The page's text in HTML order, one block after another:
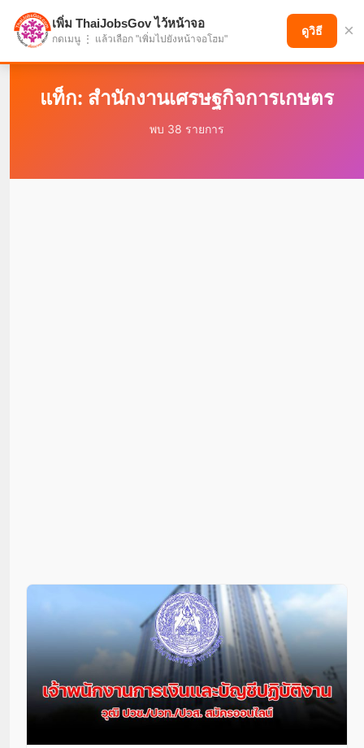
แบ่งปันโอกาส เพื่ออนาคตที่ก้าวหน้า
แท็ก: สำนักงานเศรษฐกิจการเกษตร
พบ 38 รายการ
เพิ่ม ThaiJobsGov ไว้หน้าจอ
กดเมนู ⋮ แล้วเลือก "เพิ่มไปยังหน้าจอโฮม"
ดูวิธี ×